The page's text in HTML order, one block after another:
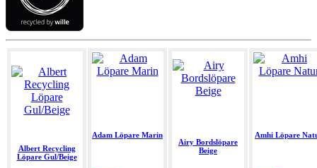
Albert Recycling
Löpare Gul/Beige
Adam Löpare Marin
Airy Bordslöpare
Beige
Amhi Löpare